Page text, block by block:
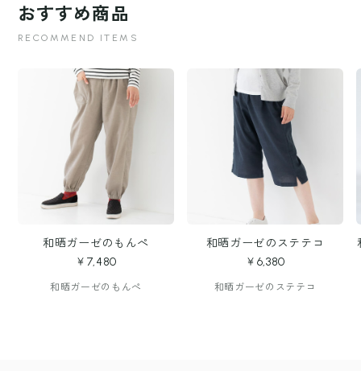
おすすめ商品
RECOMMEND ITEMS
和晒ガーゼのもんぺ
￥7,480
和晒ガーゼのもんぺ
和晒ガーゼのステテコ
￥6,380
和晒ガーゼのステテコ